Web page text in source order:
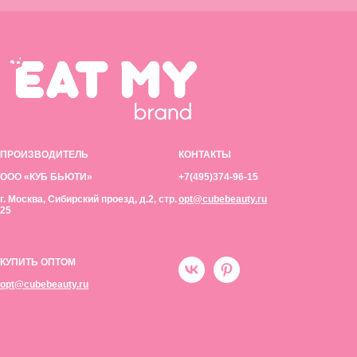
ПРОИЗВОДИТЕЛЬ
ООО «КУБ БЬЮТИ»
г. Москва, Сибирский проезд, д.2, стр.
25
КОНТАКТЫ
+7(495)374-96-15
opt@cubebeauty.ru
КУПИТЬ ОПТОМ
opt@cubebeauty.ru